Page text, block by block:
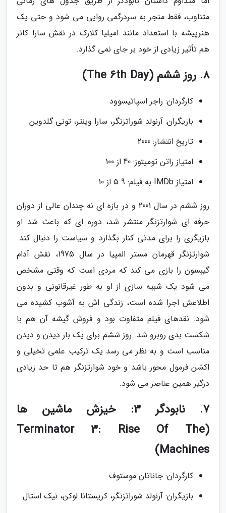
متناوب، فقط منجر به سردرگمی روایی می شود و حتی یک
هنرپیشه با استعداد مانند امیلیا کلارک در نقش سارا کانر
هم تأثیر زیادی از خود بر جای نمی گذارد.
8. روز ششم (The 6th Day)
کارگردان: راجر اسپاتیسوود
بازیگران: آرنولد شوراتزنگر، سارا وینتر، تونی گلدوین
تاریخ انتشار: 2000
امتیاز راتن تومیتوز: 40 از 100
امتیاز IMDb به فیلم: 5.9 از 10
روز ششم در سال 2001 و در بازه ای نه چندان عالی از دوران
حرفه ای شوارتزنگر منتشر شد، دوره ای که باعث شد او
بازیگری را برای مدتی کنار بگذارد و سیاست را دنبال کند.
شوارتزنگر قهرمان مستر المپیا در سال 1975، نقش آدام
گیبسون را بازی می کند که مردی است که وقتی مشخص
می شود یک شبیه سازی از او به طور غیرقانونی و بدون
اطلاعش اجرا شده است، زندگی اش به آشوب کشیده می
شود. نقدهای فیلم متفاوت بود و فروش گیشه آن هم با
شکست بدی روبرو شد. روز ششم برای یک بار دیدن و دیدن
مناسب است و به نظر می رسد یک ترکیب علمی تخیلی و
اکشن فرمول محور باشد و خود شوارتزنگر هم تا حد زیادی
درگیر همین عناصر می شود.
7. نابودگر 3: خیزش ماشین ها
(Terminator 3: Rise Of The
Machines)
کارگردان: جاناتان موستوف
بازیگران: آرنولد شوراتزنگر، کریستانا لوکن، نیک استال